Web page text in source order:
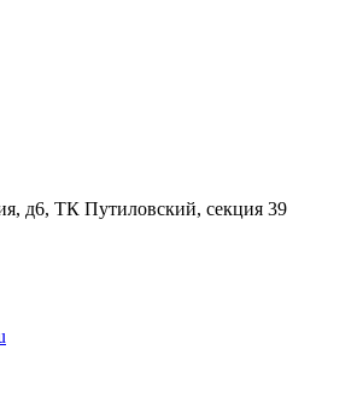
д6, ТК Путиловский, секция 39